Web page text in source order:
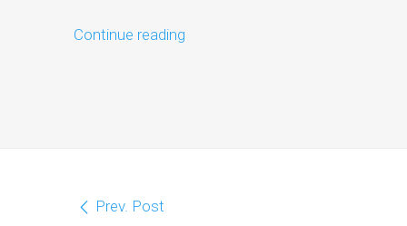
Continue reading
Prev. Post